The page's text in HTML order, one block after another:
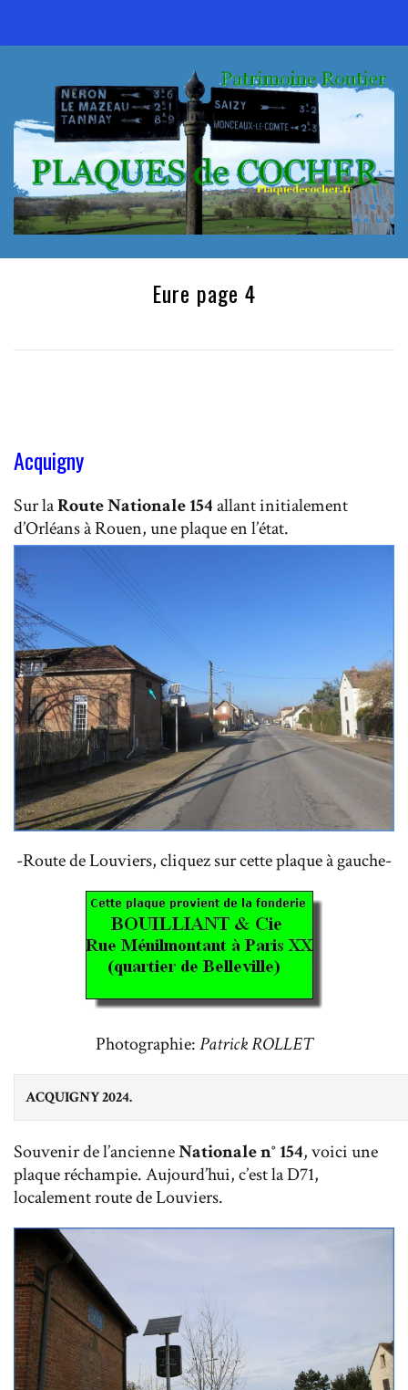
Eure page 4
Acquigny
Sur laRoute Nationale 154allant initialement
d’Orléans à Rouen, une plaque en l’état.
-Route de Louviers, cliquez sur cette plaque à gauche-
Photographie:Patrick ROLLET
ACQUIGNY 2024.
Souvenir de l’ancienneNationale n° 154, voici une
plaque réchampie. Aujourd’hui, c’est la D71,
localement route de Louviers.